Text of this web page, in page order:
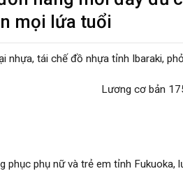
mọi lứa tuổi
nhựa, tái chế đồ nhựa tỉnh Ibaraki,
Lương cơ bản
phục phụ nữ và trẻ em tỉnh